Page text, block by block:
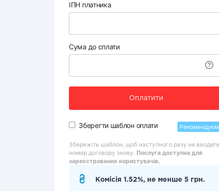
ІПН платника
Сума до сплати
Оплатити
Зберегти шаблон оплати
Збережіть шаблон, щоб наступного разу не вводити
номер договору знову. Послуга доступна для
зареєстрованих користувачів.
Комісія 1.52%, не менше 5 грн.